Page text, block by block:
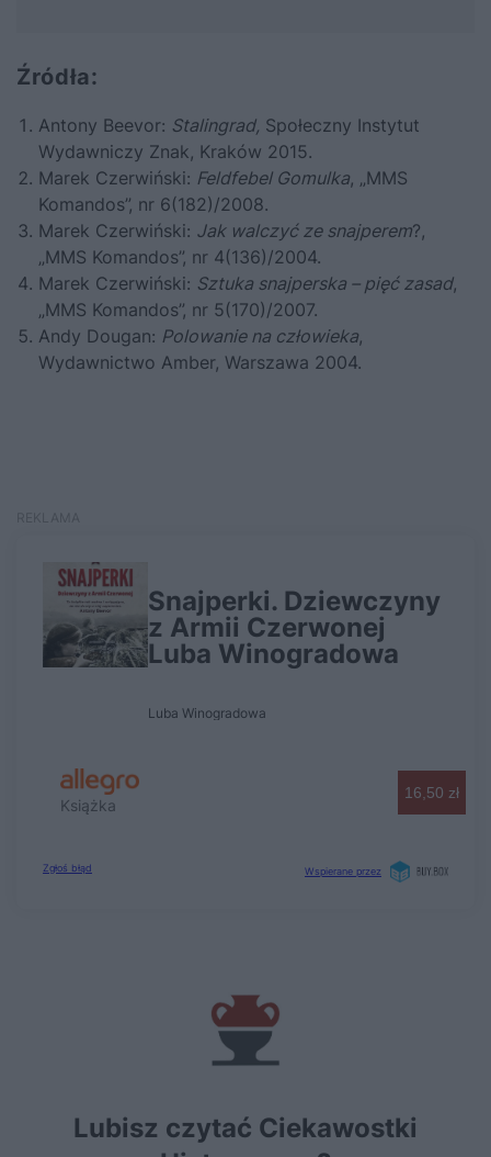
Źródła:
Antony Beevor: Stalingrad, Społeczny Instytut
Wydawniczy Znak, Kraków 2015.
Marek Czerwiński: Feldfebel Gomulka, „MMS
Komandos”, nr 6(182)/2008.
Marek Czerwiński: Jak walczyć ze snajperem?,
„MMS Komandos”, nr 4(136)/2004.
Marek Czerwiński: Sztuka snajperska – pięć zasad,
„MMS Komandos”, nr 5(170)/2007.
Andy Dougan: Polowanie na człowieka,
Wydawnictwo Amber, Warszawa 2004.